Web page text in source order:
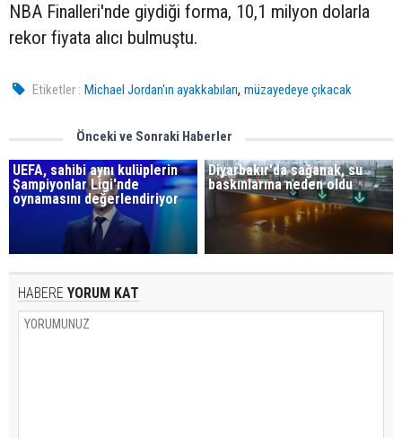
NBA Finalleri'nde giydiği forma, 10,1 milyon dolarla
rekor fiyata alıcı bulmuştu.
Etiketler : Michael Jordan'ın ayakkabıları,müzayedeye çıkacak
Önceki ve Sonraki Haberler
UEFA, sahibi aynı kulüplerin
Şampiyonlar Ligi'nde
oynamasını değerlendiriyor
Diyarbakır'da sağanak, su
baskınlarına neden oldu
HABERE YORUM KAT